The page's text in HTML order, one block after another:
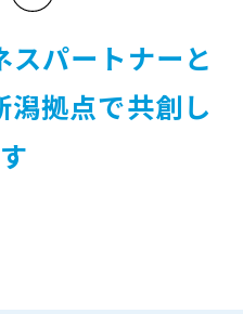
スパートナーと
潟拠点で共創し